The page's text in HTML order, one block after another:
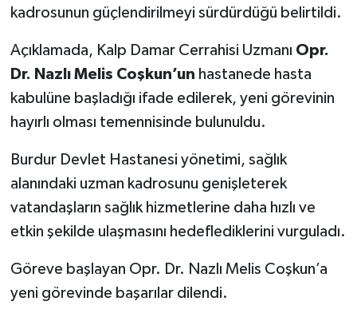
kadrosunun güçlendirilmeyi sürdürdüğü belirtildi.
Açıklamada, Kalp Damar Cerrahisi Uzmanı Opr.
Dr. Nazlı Melis Coşkun’un hastanede hasta
kabulüne başladığı ifade edilerek, yeni görevinin
hayırlı olması temennisinde bulunuldu.
Burdur Devlet Hastanesi yönetimi, sağlık
alanındaki uzman kadrosunu genişleterek
vatandaşların sağlık hizmetlerine daha hızlı ve
etkin şekilde ulaşmasını hedeflediklerini vurguladı.
Göreve başlayan Opr. Dr. Nazlı Melis Coşkun’a
yeni görevinde başarılar dilendi.